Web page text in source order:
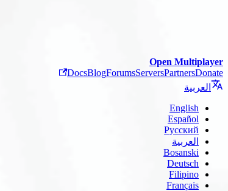
Open Multiplayer
DocsBlogForumsServersPartnersDonate
العربية
English
Español
Русский
العربية
Bosanski
Deutsch
Filipino
Français